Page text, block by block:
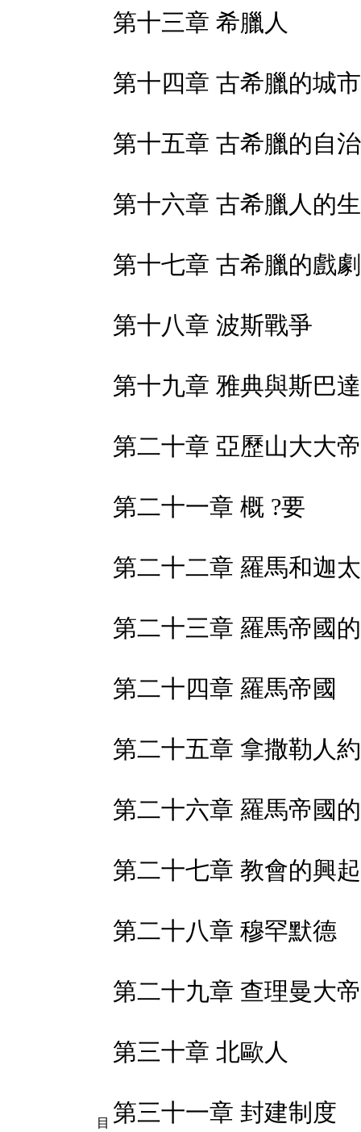
目
第十三章 希臘人
第十四章 古希臘的城市
第十五章 古希臘的自治
第十六章 古希臘人的
第十七章 古希臘的戲劇
第十八章 波斯戰爭
第十九章 雅典與斯巴
第二十章 亞歷山大大帝
第二十一章 概 ?要
第二十二章 羅馬和迦
第二十三章 羅馬帝國
第二十四章 羅馬帝國
第二十五章 拿撒勒人
第二十六章 羅馬帝國
第二十七章 教會的興起
第二十八章 穆罕默德
第二十九章 查理曼大帝
第三十章 北歐人
第三十一章 封建制度